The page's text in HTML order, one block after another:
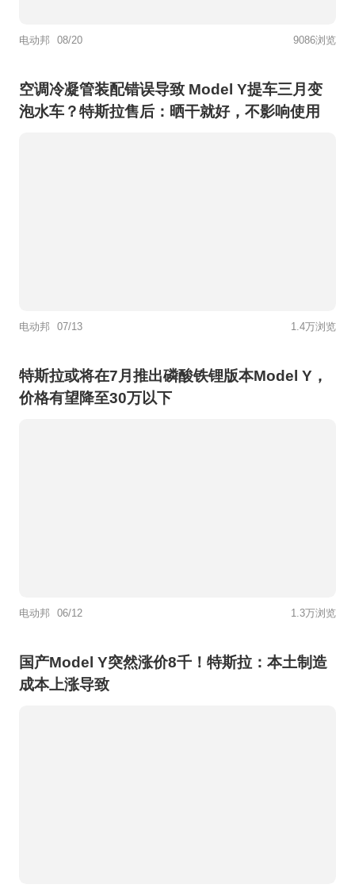
电动邦 08/20 9086浏览
空调冷凝管装配错误导致 Model Y提车三月变
泡水车？特斯拉售后：晒干就好，不影响使用
电动邦 07/13 1.4万浏览
特斯拉或将在7月推出磷酸铁锂版本Model Y，
价格有望降至30万以下
电动邦 06/12 1.3万浏览
国产Model Y突然涨价8千！特斯拉：本土制造
成本上涨导致